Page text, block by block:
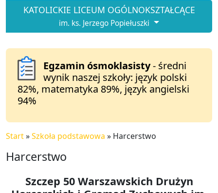
KATOLICKIE LICEUM OGÓLNOKSZTAŁCĄCE
im. ks. Jerzego Popiełuszki
Egzamin ósmoklasisty- średni
wynik naszej szkoły: język polski
82%, matematyka 89%, język angielski
94%
Start»Szkoła podstawowa » Harcerstwo
Harcerstwo
Szczep 50 Warszawskich Drużyn